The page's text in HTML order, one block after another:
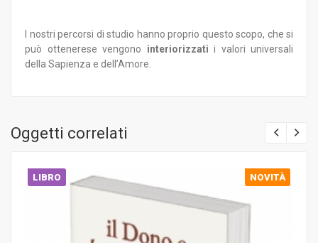
I nostri percorsi di studio hanno proprio questo scopo, che si
può ottenerese vengono interiorizzati i valori universali
della Sapienza e dell’Amore.
Oggetti correlati
LIBRO NOVITÀ